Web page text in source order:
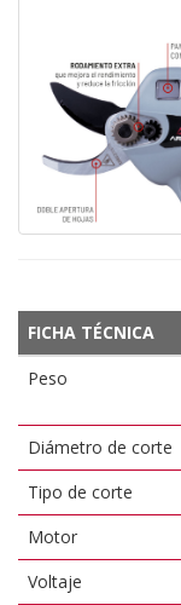
FICHA TÉCNICA
Peso
Diámetro de corte
Tipo de corte
Motor
Voltaje